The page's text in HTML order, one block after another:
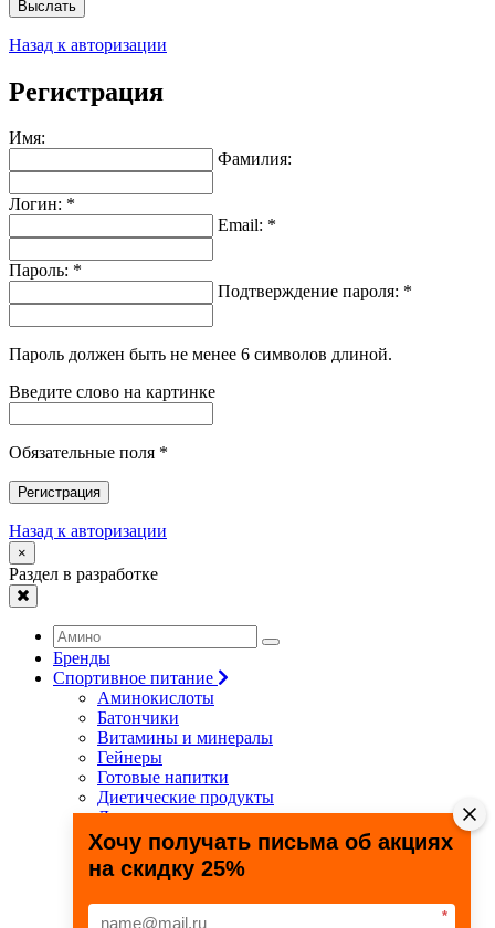
Выслать
Назад к авторизации
Регистрация
Имя:
Фамилия:
Логин: *
Email: *
Пароль: *
Подтверждение пароля: *
Пароль должен быть не менее 6 символов длиной.
Введите слово на картинке
Обязательные поля *
Регистрация
Назад к авторизации
×
Раздел в разработке
Бренды
Спортивное питание
Аминокислоты
Батончики
Витамины и минералы
Гейнеры
Готовые напитки
Диетические продукты
Для связок и суставов
Жиросжигатели
Здоровье и долголетие
Креатин
Специальные препараты
Хочу получать письма об акциях
на скидку 25%
*